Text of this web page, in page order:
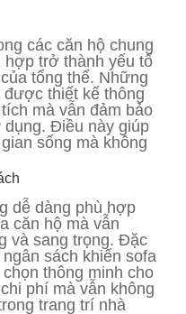
các căn hộ chung
trở thành yếu tố
tổng thể. Những
thiết kế thông
mà vẫn đảm bảo
Điều này giúp
sống mà không
dễ dàng phù hợp
căn hộ mà vẫn
và sang trọng. Đặc
sách khiến sofa
thông minh cho
phí mà vẫn không
trang trí nhà